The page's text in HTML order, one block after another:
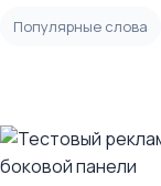
Популярные слова